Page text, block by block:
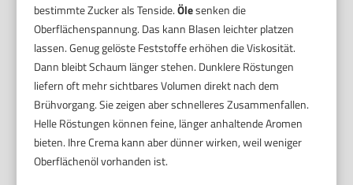
bestimmte Zucker als Tenside.Ölesenken die
Oberflächenspannung. Das kann Blasen leichter platzen
lassen. Genug gelöste Feststoffe erhöhen die Viskosität.
Dann bleibt Schaum länger stehen. Dunklere Röstungen
liefern oft mehr sichtbares Volumen direkt nach dem
Brühvorgang. Sie zeigen aber schnelleres Zusammenfallen.
Helle Röstungen können feine, länger anhaltende Aromen
bieten. Ihre Crema kann aber dünner wirken, weil weniger
Oberflächenöl vorhanden ist.